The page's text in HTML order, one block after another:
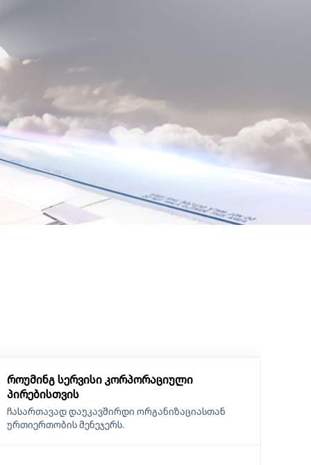
როუმინგ სერვისი კორპორაციული
პირებისთვის
ჩასართავად დაუკავშირდი ორგანიზაციასთან
ურთიერთობის მენეჯერს.